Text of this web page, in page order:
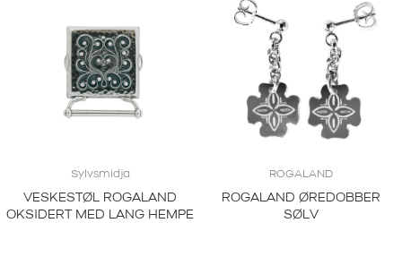
Sylvsmidja
VESKESTØL ROGALAND
OKSIDERT MED LANG HEMPE
ROGALAND
ROGALAND ØREDOBBER
SØLV